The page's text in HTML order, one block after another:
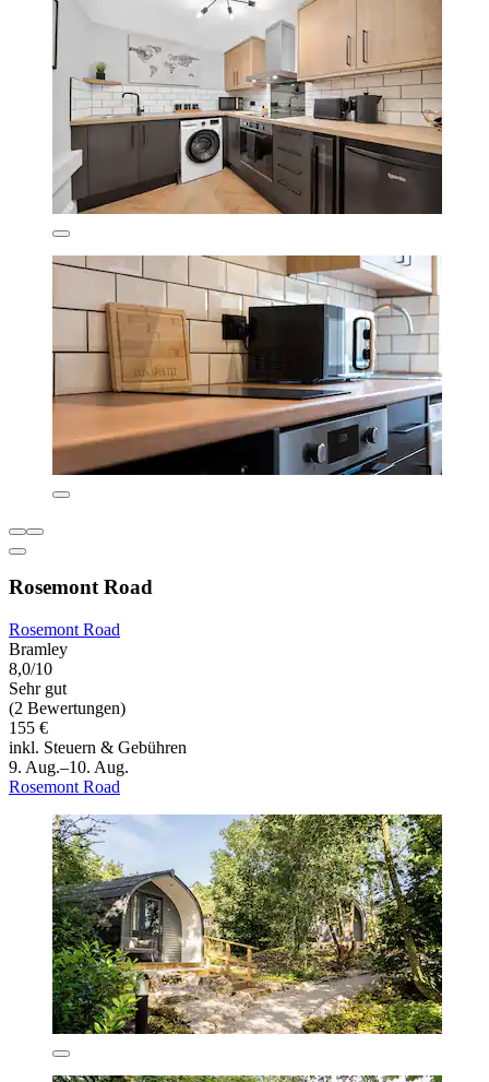
Rosemont Road
Rosemont Road
Bramley
8,0/10
Sehr gut
(2 Bewertungen)
155 €
inkl. Steuern & Gebühren
9. Aug.–10. Aug.
Rosemont Road